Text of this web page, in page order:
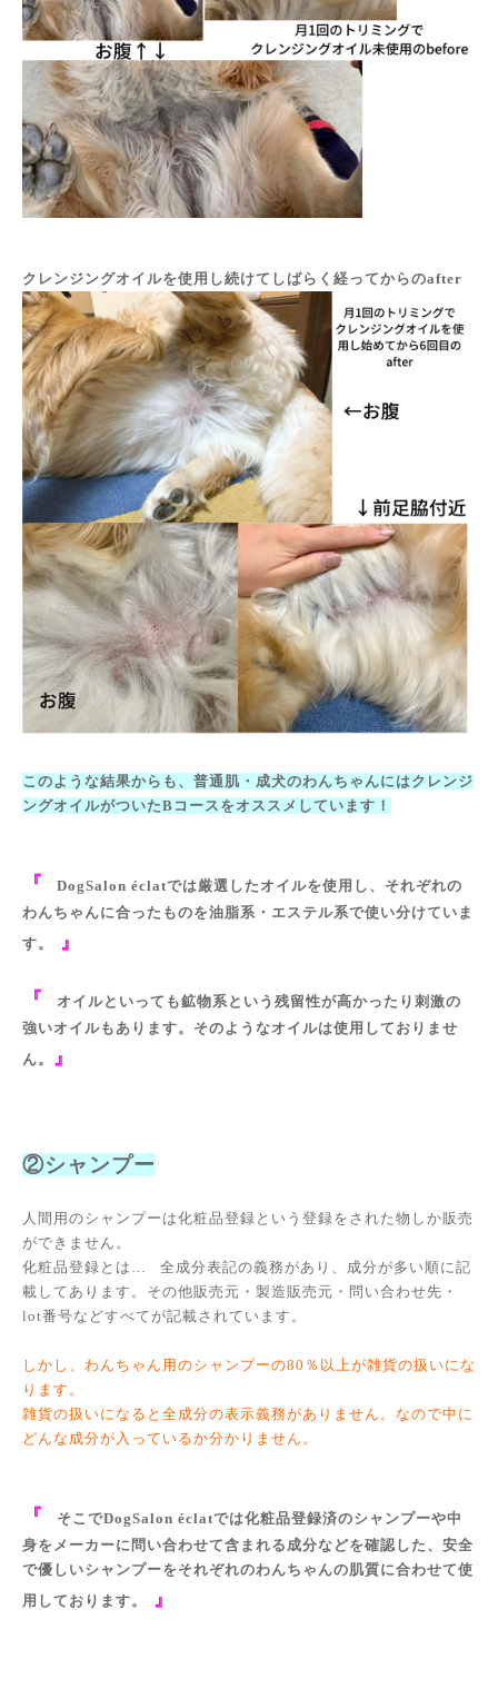
クレンジングオイルを使用し続けてしばらく経ってからのafter
このような結果からも、普通肌・成犬のわんちゃんにはクレンジ
ングオイルがついたBコースをオススメしています！
『
DogSalon éclatでは厳選したオイルを使用し、それぞれの
わんちゃんに合ったものを油脂系・エステル系で使い分けていま
す。
』
『
オイルといっても鉱物系という残留性が高かったり刺激の
強いオイルもあります。そのようなオイルは使用しておりませ
ん。
』
②シャンプー
人間用のシャンプーは化粧品登録という登録をされた物しか販売
ができません。
化粧品登録とは… 全成分表記の義務があり、成分が多い順に記
載してあります。その他販売元・製造販売元・問い合わせ先・
lot番号などすべてが記載されています。
しかし、わんちゃん用のシャンプーの80％以上が雑貨の扱いにな
ります。
雑貨の扱いになると全成分の表示義務がありません。なので中に
どんな成分が入っているか分かりません。
『
そこでDogSalon éclatでは化粧品登録済のシャンプーや中
身をメーカーに問い合わせて含まれる成分などを確認した、安全
で優しいシャンプーをそれぞれのわんちゃんの肌質に合わせて使
用しております。
』